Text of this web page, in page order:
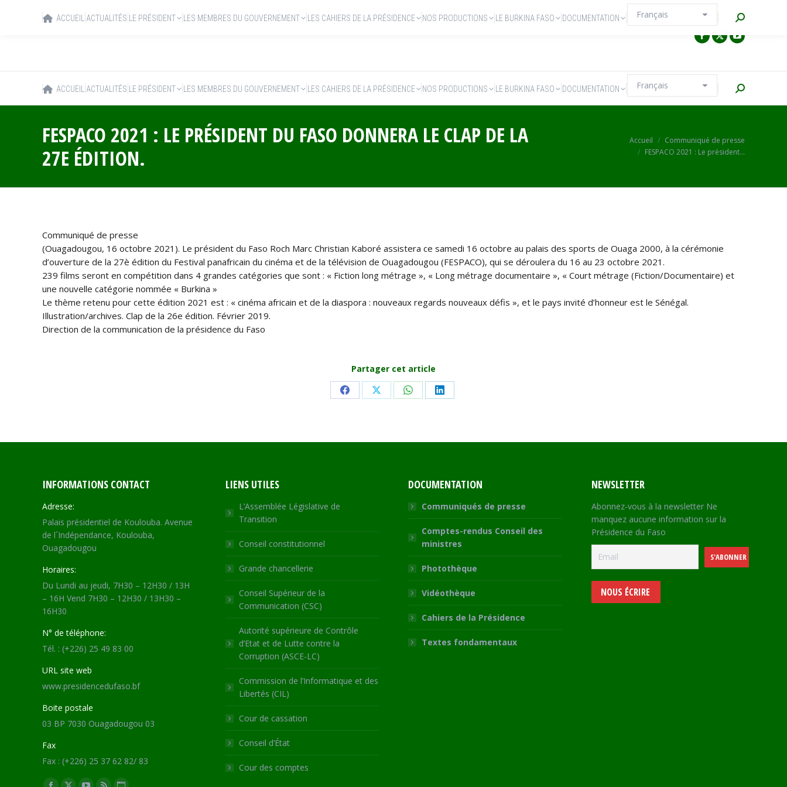
ACCUEIL ACTUALITÉS LE PRÉSIDENT LES MEMBRES DU GOUVERNEMENT LES CAHIERS DE LA PRÉSIDENCE NOS PRODUCTIONS LE BURKINA FASO DOCUMENTATION Recherche
FESPACO 2021 : LE PRÉSIDENT DU FASO DONNERA LE CLAP DE LA
27E ÉDITION.
Accueil
Communiqué de presse
FESPACO 2021 : Le président…
Communiqué de presse
(Ouagadougou, 16 octobre 2021). Le président du Faso Roch Marc Christian Kaboré assistera ce samedi 16 octobre au palais des sports de Ouaga 2000, à la cérémonie
d’ouverture de la 27è édition du Festival panafricain du cinéma et de la télévision de Ouagadougou (FESPACO), qui se déroulera du 16 au 23 octobre 2021.
239 films seront en compétition dans 4 grandes catégories que sont : « Fiction long métrage », « Long métrage documentaire », « Court métrage (Fiction/Documentaire) et
une nouvelle catégorie nommée « Burkina »
Le thème retenu pour cette édition 2021 est : « cinéma africain et de la diaspora : nouveaux regards nouveaux défis », et le pays invité d’honneur est le Sénégal.
Illustration/archives. Clap de la 26e édition. Février 2019.
Direction de la communication de la présidence du Faso
Partager cet article
Share Share Share Share
INFORMATIONS CONTACT
Adresse:
Palais présidentiel de Koulouba. Avenue
de l´Indépendance, Koulouba,
Ouagadougou
Horaires:
Du Lundi au jeudi, 7H30 – 12H30 / 13H
– 16H Vend 7H30 – 12H30 / 13H30 –
16H30
N° de téléphone:
Tél. : (+226) 25 49 83 00
URL site web
www.presidencedufaso.bf
Boite postale
03 BP 7030 Ouagadougou 03
Fax
Fax : (+226) 25 37 62 82/ 83
Trouvez nous sur :
LIENS UTILES
L’Assemblée Législative de
Transition
Conseil constitutionnel
Grande chancellerie
Conseil Supérieur de la
Communication (CSC)
Autorité supérieure de Contrôle
d’Etat et de Lutte contre la
Corruption (ASCE-LC)
Commission de l’Informatique et des
Libertés (CIL)
Cour de cassation
Conseil d’État
Cour des comptes
DOCUMENTATION
Communiqués de presse
Comptes-rendus Conseil des
ministres
Photothèque
Vidéothèque
Cahiers de la Présidence
Textes fondamentaux
NEWSLETTER
Abonnez-vous à la newsletter Ne
manquez aucune information sur la
Présidence du Faso
NOUS ÉCRIRE
ACCUEIL ACTUALITÉS LE PRÉSIDENT LES MEMBRES DU GOUVERNEMENT LES CAHIERS DE LA PRÉSIDENCE NOS PRODUCTIONS LE BURKINA FASO DOCUMENTATION Recherche